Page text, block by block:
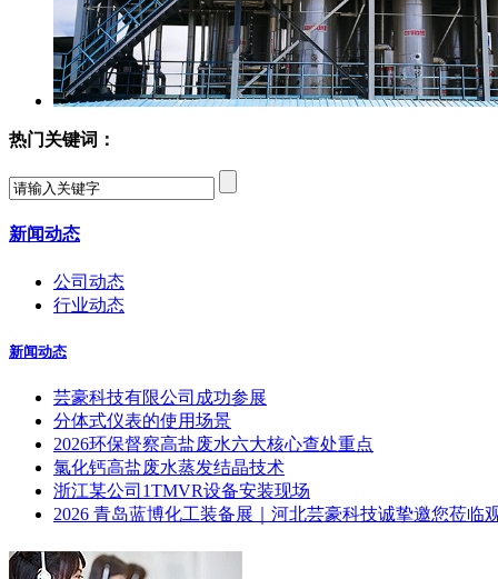
热门关键词：
新闻动态
公司动态
行业动态
新闻动态
芸豪科技有限公司成功参展
分体式仪表的使用场景
2026环保督察高盐废水六大核心查处重点
氯化钙高盐废水蒸发结晶技术
浙江某公司1TMVR设备安装现场
2026 青岛蓝博化工装备展｜河北芸豪科技诚挚邀您莅临